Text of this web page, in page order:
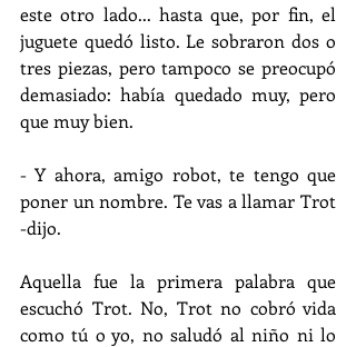
este otro lado... hasta que, por fin, el
juguete quedó listo. Le sobraron dos o
tres piezas, pero tampoco se preocupó
demasiado: había quedado muy, pero
que muy bien.
- Y ahora, amigo robot, te tengo que
poner un nombre. Te vas a llamar Trot
-dijo.
Aquella fue la primera palabra que
escuchó Trot. No, Trot no cobró vida
como tú o yo, no saludó al niño ni lo